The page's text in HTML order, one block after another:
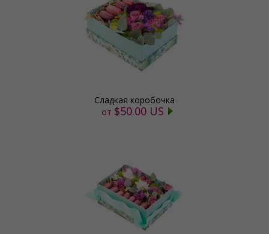
Сладкая коробочка
от $50.00 US